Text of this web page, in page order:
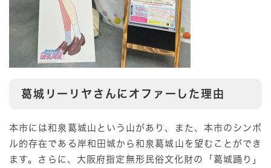
葛城リーリヤさんにオファーした理由
本市には和泉葛城山という山があり、また、本市のシンボ
ル的存在である岸和田城から和泉葛城山を望むことができ
ます。さらに、大阪府指定無形民俗文化財の「葛城踊り」